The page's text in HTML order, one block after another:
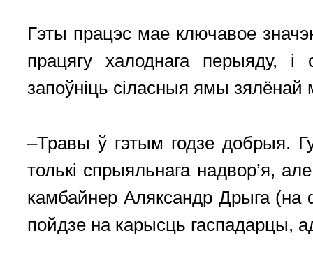
Гэты працэс мае ключавое
працягу халоднага перыяду, і
запоўніць сіласныя ямы зялёнай
–Травы ў гэтым годзе добрыя.
толькі спрыяльнага надвор’я,
камбайнер Аляксандр Дрыга
пойдзе на карысць гаспадарцы,